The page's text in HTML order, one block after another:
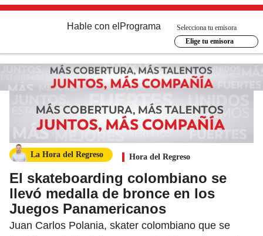
Hable con el Programa
Selecciona tu emisora
Elige tu emisora
La Hora del Regreso Hora del Regreso
El skateboarding colombiano se
llevó medalla de bronce en los
Juegos Panamericanos
Juan Carlos Polania, skater colombiano que se